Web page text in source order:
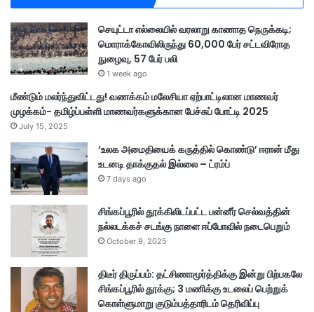
செயுட்டா எல்லையில் வரலாறு காணாத நெருக்கடி;
மொராக்கோவிலிருந்து 60,000 பேர் சட்டவிரோத
நுழைவு, 57 பேர் பலி
1 week ago
மீண்டும் மலர்ந்துவிட்டது! வணக்கம் மலேசியா ஏற்பாட்டிலான மாணவர்
முழக்கம்- தமிழ்ப்பள்ளி மாணவர்களுக்கான பேச்சுப் போட்டி 2025
July 15, 2025
‘உலக அமைதியைக் கருத்தில் கொண்டு’ ஈரான் மீது
உடனடி தாக்குதல் இல்லை – ட்ரம்ப்
7 days ago
சிங்கப்பூரில் தூக்கிலிடப்பட்ட பன்னீர் செல்வத்தின்
நல்லடக்கச் சடங்கு நாளை ஈப்போவில் நடைபெறும்
October 9, 2025
திடீர் திருப்பம்: தட்சிணாமூர்த்திக்கு இன்று பிற்பகலே
சிங்கப்பூரில் தூக்கு; 3 மணிக்கு உடலைப் பெற்றுக்
கொள்ளுமாறு குடும்பத்தாரிடம் தெரிவிப்பு